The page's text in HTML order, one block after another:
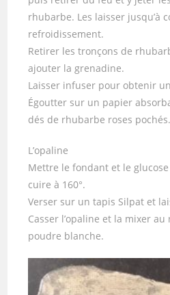
rhubarbe. Les laisser jusqu’à
refroidissement.
Retirer les tronçons de
ajouter la grenadine.
Laisser infuser pour obtenir
Égoutter sur un papier
dés de rhubarbe roses pochés.
L’opaline
Mettre le fondant et le
cuire à 160°.
Verser sur un tapis Silpat et
Casser l’opaline et la mixer
poudre blanche.